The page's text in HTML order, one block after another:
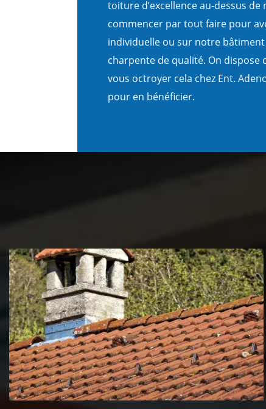
toiture d’excellence au-dessus
commencer par tout faire pour
individuelle ou sur notre
charpente de qualité. On dispose
vous octroyer cela chez Ent.
pour en bénéficier.
Couvreur zingueur 39 Jura